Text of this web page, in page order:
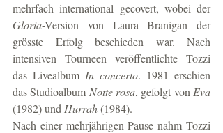
mehrfach international gecovert, wobei der
Gloria-Version von Laura Branigan der
grösste Erfolg beschieden war. Nach
intensiven Tourneen veröffentlichte Tozzi
das Livealbum In concerto. 1981 erschien
das Studioalbum Notte rosa, gefolgt von Eva
(1982) und Hurrah (1984).
Nach einer mehrjährigen Pause nahm Tozzi